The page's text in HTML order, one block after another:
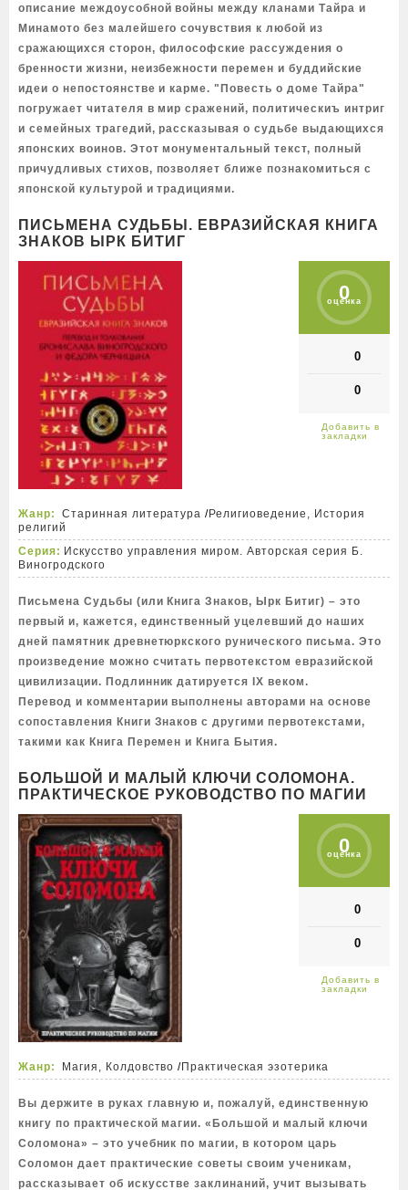
описание междоусобной войны между кланами Тайра и
Минамото без малейшего сочувствия к любой из
сражающихся сторон, философские рассуждения о
бренности жизни, неизбежности перемен и буддийские
идеи о непостоянстве и карме. "Повесть о доме Тайра"
погружает читателя в мир сражений, политическиъ интриг
и семейных трагедий, рассказывая о судьбе выдающихся
японских воинов. Этот монументальный текст, полный
причудливых стихов, позволяет ближе познакомиться с
японской культурой и традициями.
ПИСЬМЕНА СУДЬБЫ. ЕВРАЗИЙСКАЯ КНИГА
ЗНАКОВ ЫРК БИТИГ
0
оценка
0
0
Жанр: Старинная литература /Религиоведение, История
религий
Серия: Искусство управления миром. Авторская серия Б.
Виногродского
Письмена Судьбы (или Книга Знаков, Ырк Битиг) – это
первый и, кажется, единственный уцелевший до наших
дней памятник древнетюркского рунического письма. Это
произведение можно считать первотекстом евразийской
цивилизации. Подлинник датируется IX веком.
Перевод и комментарии выполнены авторами на основе
сопоставления Книги Знаков с другими первотекстами,
такими как Книга Перемен и Книга Бытия.
БОЛЬШОЙ И МАЛЫЙ КЛЮЧИ СОЛОМОНА.
ПРАКТИЧЕСКОЕ РУКОВОДСТВО ПО МАГИИ
0
оценка
0
0
Жанр: Магия, Колдовство /Практическая эзотерика
Вы держите в руках главную и, пожалуй, единственную
книгу по практической магии. «Большой и малый ключи
Соломона» – это учебник по магии, в котором царь
Соломон дает практические советы своим ученикам,
рассказывает об искусстве заклинаний, учит вызывать